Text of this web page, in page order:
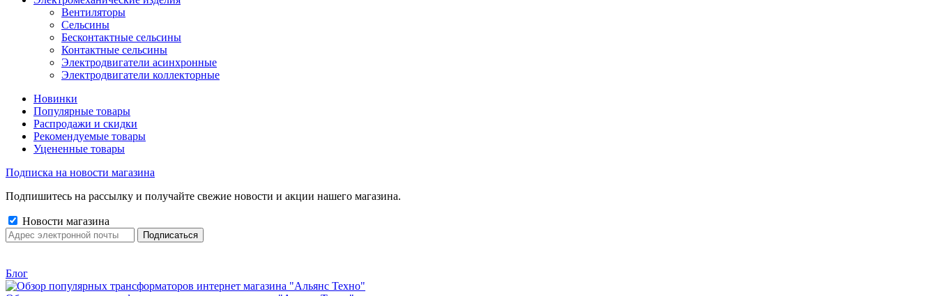
Вентиляторы
Сельсины
Бесконтактные сельсины
Контактные сельсины
Электродвигатели асинхронные
Электродвигатели коллекторные
Новинки
Популярные товары
Распродажи и скидки
Рекомендуемые товары
Уцененные товары
Подписка на новости магазина
Подпишитесь на рассылку и получайте свежие новости и акции нашего магазина.
Новости магазина
Блог